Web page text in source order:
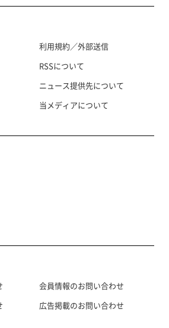
利用規約／外部送信
RSSについて
ニュース提供先について
当メディアについて
会員情報のお問い合わせ
広告掲載のお問い合わせ